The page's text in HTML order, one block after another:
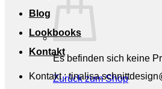
Es befinden sich keine
Zurück zum Shop
Blog
Lookbooks
Kontakt
Kontakt :